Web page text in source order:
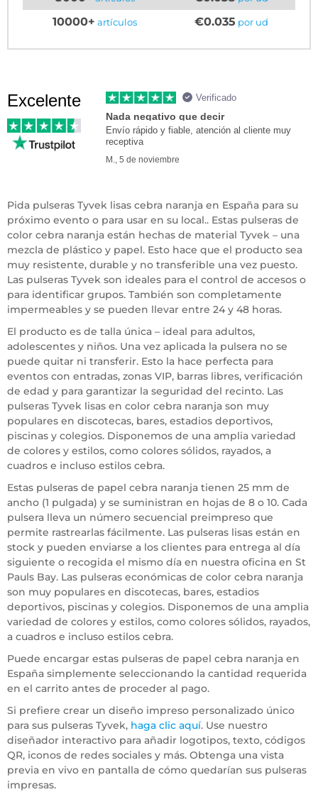
10000+ artículos €0.035 por ud
Excelente Verificado
Nada negativo que decir
Envío rápido y fiable, atención al cliente muy
receptiva
M., 5 de noviembre
Pida pulseras Tyvek lisas cebra naranja en España para su
próximo evento o para usar en su local.. Estas pulseras de
color cebra naranja están hechas de material Tyvek – una
mezcla de plástico y papel. Esto hace que el producto sea
muy resistente, durable y no transferible una vez puesto.
Las pulseras Tyvek son ideales para el control de accesos o
para identificar grupos. También son completamente
impermeables y se pueden llevar entre 24 y 48 horas.
El producto es de talla única – ideal para adultos,
adolescentes y niños. Una vez aplicada la pulsera no se
puede quitar ni transferir. Esto la hace perfecta para
eventos con entradas, zonas VIP, barras libres, verificación
de edad y para garantizar la seguridad del recinto. Las
pulseras Tyvek lisas en color cebra naranja son muy
populares en discotecas, bares, estadios deportivos,
piscinas y colegios. Disponemos de una amplia variedad
de colores y estilos, como colores sólidos, rayados, a
cuadros e incluso estilos cebra.
Estas pulseras de papel cebra naranja tienen 25 mm de
ancho (1 pulgada) y se suministran en hojas de 8 o 10. Cada
pulsera lleva un número secuencial preimpreso que
permite rastrearlas fácilmente. Las pulseras lisas están en
stock y pueden enviarse a los clientes para entrega al día
siguiente o recogida el mismo día en nuestra oficina en St
Pauls Bay. Las pulseras económicas de color cebra naranja
son muy populares en discotecas, bares, estadios
deportivos, piscinas y colegios. Disponemos de una amplia
variedad de colores y estilos, como colores sólidos, rayados,
a cuadros e incluso estilos cebra.
Puede encargar estas pulseras de papel cebra naranja en
España simplemente seleccionando la cantidad requerida
en el carrito antes de proceder al pago.
Si prefiere crear un diseño impreso personalizado único
para sus pulseras Tyvek, haga clic aquí. Use nuestro
diseñador interactivo para añadir logotipos, texto, códigos
QR, iconos de redes sociales y más. Obtenga una vista
previa en vivo en pantalla de cómo quedarían sus pulseras
impresas.